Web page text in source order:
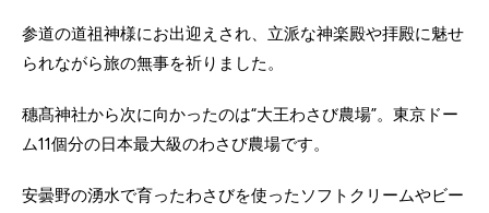
参道の道祖神様にお出迎えされ、立派な神楽殿や拝殿に魅せ
られながら旅の無事を祈りました。
穗髙神社から次に向かったのは“大王わさび農場”。東京ドー
ム11個分の日本最大級のわさび農場です。
安曇野の湧水で育ったわさびを使ったソフトクリームやビー